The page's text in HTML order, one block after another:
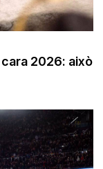
cara 2026: això